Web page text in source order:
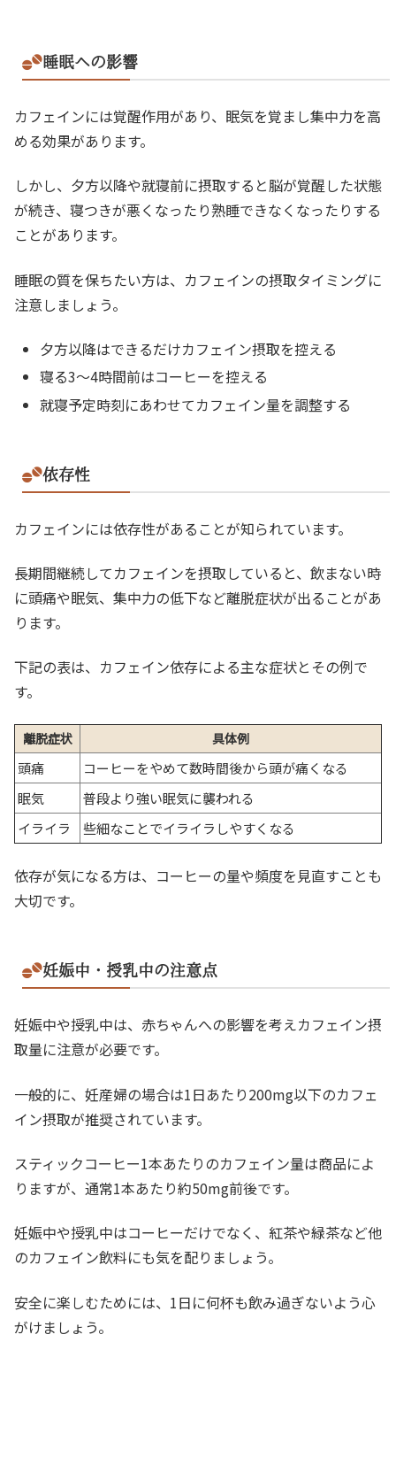
睡眠への影響
カフェインには覚醒作用があり、眠気を覚まし集中力を高
める効果があります。
しかし、夕方以降や就寝前に摂取すると脳が覚醒した状態
が続き、寝つきが悪くなったり熟睡できなくなったりする
ことがあります。
睡眠の質を保ちたい方は、カフェインの摂取タイミングに
注意しましょう。
夕方以降はできるだけカフェイン摂取を控える
寝る3〜4時間前はコーヒーを控える
就寝予定時刻にあわせてカフェイン量を調整する
依存性
カフェインには依存性があることが知られています。
長期間継続してカフェインを摂取していると、飲まない時
に頭痛や眠気、集中力の低下など離脱症状が出ることがあ
ります。
下記の表は、カフェイン依存による主な症状とその例で
す。
離脱症状 具体例
頭痛
コーヒーをやめて数時間後から頭が痛くなる
眠気
普段より強い眠気に襲われる
イライラ
些細なことでイライラしやすくなる
依存が気になる方は、コーヒーの量や頻度を見直すことも
大切です。
妊娠中・授乳中の注意点
妊娠中や授乳中は、赤ちゃんへの影響を考えカフェイン摂
取量に注意が必要です。
一般的に、妊産婦の場合は1日あたり200mg以下のカフェ
イン摂取が推奨されています。
スティックコーヒー1本あたりのカフェイン量は商品によ
りますが、通常1本あたり約50mg前後です。
妊娠中や授乳中はコーヒーだけでなく、紅茶や緑茶など他
のカフェイン飲料にも気を配りましょう。
安全に楽しむためには、1日に何杯も飲み過ぎないよう心
がけましょう。